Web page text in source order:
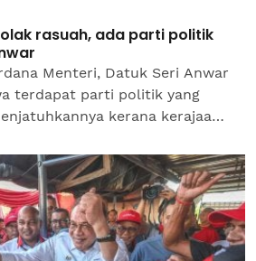
rasuah, ada parti politik
Menteri, Datuk Seri Anwar
terdapat parti politik yang
kerana kerajaan